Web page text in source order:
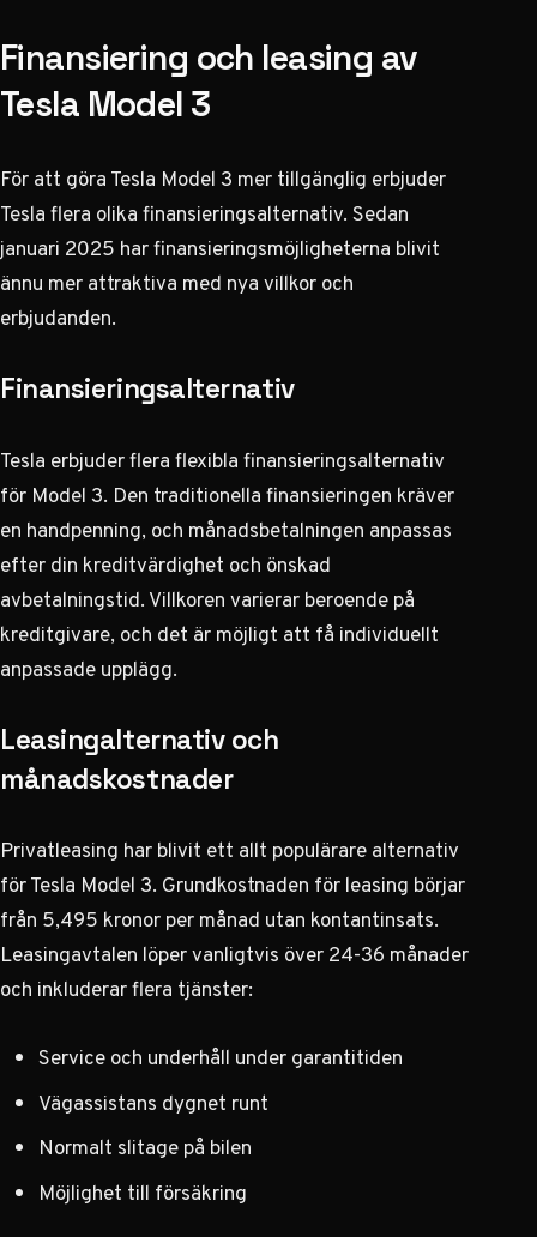
Finansiering och leasing av
Tesla Model 3
För att göra Tesla Model 3 mer tillgänglig erbjuder
Tesla flera olika finansieringsalternativ. Sedan
januari 2025 har finansieringsmöjligheterna blivit
ännu mer attraktiva med nya villkor och
erbjudanden.
Finansieringsalternativ
Tesla erbjuder flera flexibla finansieringsalternativ
för Model 3. Den traditionella finansieringen kräver
en handpenning, och månadsbetalningen anpassas
efter din kreditvärdighet och önskad
avbetalningstid.Villkoren varierar beroende på
kreditgivare, och det är möjligt att få individuellt
anpassade upplägg.
Leasingalternativ och
månadskostnader
Privatleasing har blivit ett allt populärare alternativ
för Tesla Model 3. Grundkostnaden för leasing börjar
från 5,495 kronor per månad utan kontantinsats.
Leasingavtalen löper vanligtvis över 24-36 månader
och inkluderar flera tjänster:
Service och underhåll under garantitiden
Vägassistans dygnet runt
Normalt slitage på bilen
Möjlighet till försäkring